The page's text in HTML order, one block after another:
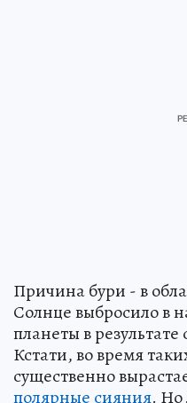
Причина бури - в
Солнце выбросило в
планеты в
Кстати, во время
существенно
полярные сияния. Но